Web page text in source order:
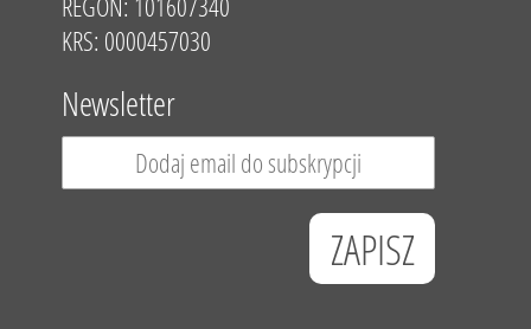
REGON: 101607340
KRS: 0000457030
Newsletter